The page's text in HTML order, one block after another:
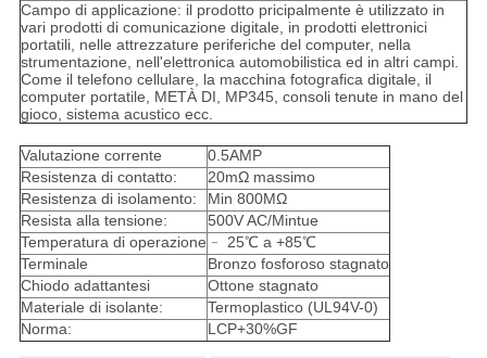
Campo di applicazione: il prodotto pricipalmente è utilizzato in
vari prodotti di comunicazione digitale, in prodotti elettronici
portatili, nelle attrezzature periferiche del computer, nella
strumentazione, nell'elettronica automobilistica ed in altri campi.
Come il telefono cellulare, la macchina fotografica digitale, il
computer portatile, METÀ DI, MP345, consoli tenute in mano del
gioco, sistema acustico ecc.
Valutazione corrente
0.5AMP
Resistenza di contatto:
20mΩ massimo
Resistenza di isolamento:
Min 800MΩ
Resista alla tensione:
500V AC/Mintue
Temperatura di operazione ﹣ 25℃ a +85℃
Terminale
Bronzo fosforoso stagnato
Chiodo adattantesi
Ottone stagnato
Materiale di isolante:
Termoplastico (UL94V-0)
Norma:
LCP+30%GF